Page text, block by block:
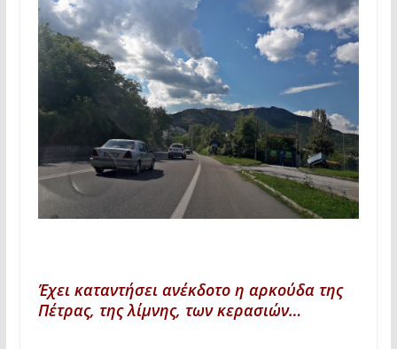
Έχει καταντήσει ανέκδοτο η αρκούδα της
Πέτρας, της λίμνης, των κερασιών…